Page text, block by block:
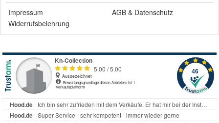
Impressum
AGB & Datenschutz
Widerrufsbelehrung